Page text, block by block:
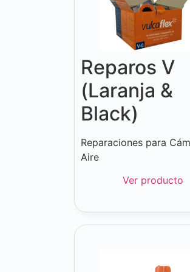
Reparos V
(Laranja &
Black)
Reparaciones para
Aire
Ver producto